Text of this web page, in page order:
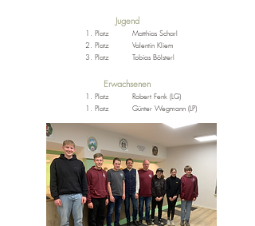
Jugend
1. Platz Matthias Scharl
2. Platz Valentin Kliem
3. Platz Tobias Bölsterl
Erwachsenen
1. Platz Robert Fenk (LG)
1. Platz Günter Wegmann (LP)